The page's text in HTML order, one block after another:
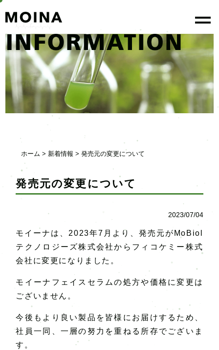
ホーム > 新着情報 > 発売元の変更について
発売元の変更について
2023/07/04
モイーナは、2023年7月より、発売元がMoBiol
テクノロジーズ株式会社からフィコケミー株式
会社に変更になりました。
モイーナフェイスセラムの処方や価格に変更は
ございません。
今後もより良い製品を皆様にお届けするため、
社員一同、一層の努力を重ねる所存でございま
す。